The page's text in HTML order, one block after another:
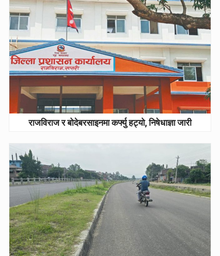
राजविराज र बोदेबरसाइनमा कर्फ्यु हट्यो, निषेधाज्ञा जारी